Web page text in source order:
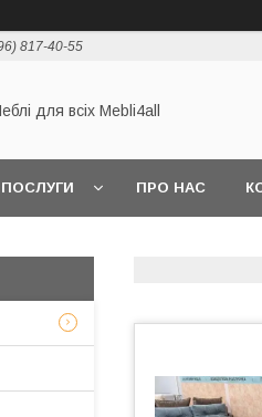
817-40-55
для всіх Mebli4all
ПРО НАС